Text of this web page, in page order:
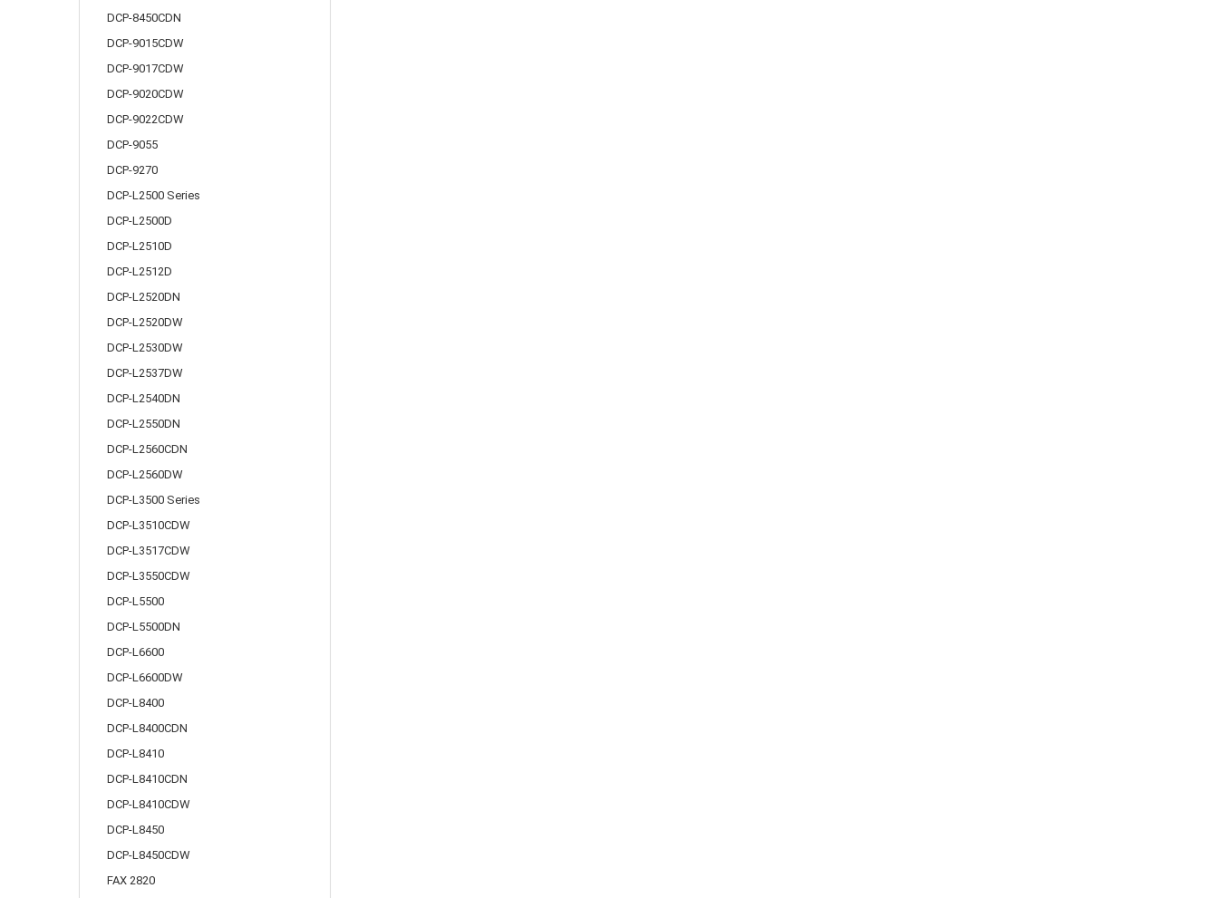
DCP-8450CDN
DCP-9015CDW
DCP-9017CDW
DCP-9020CDW
DCP-9022CDW
DCP-9055
DCP-9270
DCP-L2500 Series
DCP-L2500D
DCP-L2510D
DCP-L2512D
DCP-L2520DN
DCP-L2520DW
DCP-L2530DW
DCP-L2537DW
DCP-L2540DN
DCP-L2550DN
DCP-L2560CDN
DCP-L2560DW
DCP-L3500 Series
DCP-L3510CDW
DCP-L3517CDW
DCP-L3550CDW
DCP-L5500
DCP-L5500DN
DCP-L6600
DCP-L6600DW
DCP-L8400
DCP-L8400CDN
DCP-L8410
DCP-L8410CDN
DCP-L8410CDW
DCP-L8450
DCP-L8450CDW
FAX 2820